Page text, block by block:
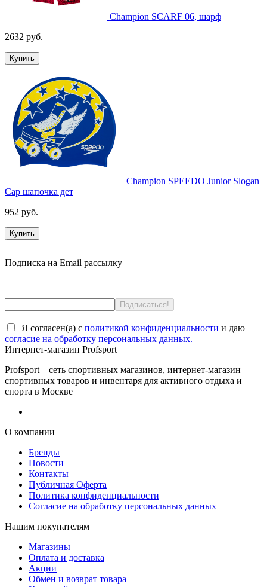
Champion SCARF 06, шарф
2632 руб.
Купить
Champion SPEEDO Junior Slogan
Cap шапочка дет
952 руб.
Купить
Подписка на Email рассылку
Я согласен(a) с политикой конфиденциальности и даю
согласие на обработку персональных данных.
Интернет-магазин Profsport
Profsport – сеть спортивных магазинов, интернет-магазин
спортивных товаров и инвентаря для активного отдыха и
спорта в Москве
О компании
Бренды
Новости
Контакты
Публичная Оферта
Политика конфиденциальности
Согласие на обработку персональных данных
Нашим покупателям
Магазины
Оплата и доставка
Акции
Обмен и возврат товара